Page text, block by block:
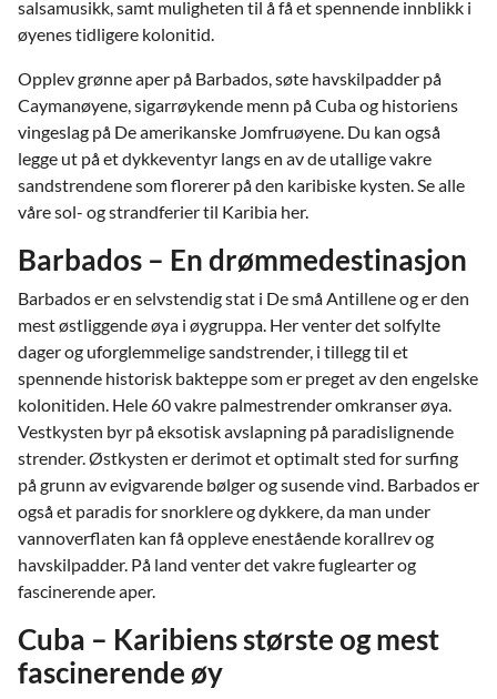
salsamusikk, samt muligheten til å få et spennende innblikk i
øyenes tidligere kolonitid.
Opplev grønne aper på Barbados, søte havskilpadder på
Caymanøyene, sigarrøykende menn på Cuba og historiens
vingeslag på De amerikanske Jomfruøyene. Du kan også
legge ut på et dykkeventyr langs en av de utallige vakre
sandstrendene som florerer på den karibiske kysten. Se alle
våre sol- og strandferier til Karibia her.
Barbados – En drømmedestinasjon
Barbados er en selvstendig stat i De små Antillene og er den
mest østliggende øya i øygruppa. Her venter det solfylte
dager og uforglemmelige sandstrender, i tillegg til et
spennende historisk bakteppe som er preget av den engelske
kolonitiden. Hele 60 vakre palmestrender omkranser øya.
Vestkysten byr på eksotisk avslapning på paradislignende
strender. Østkysten er derimot et optimalt sted for surfing
på grunn av evigvarende bølger og susende vind. Barbados er
også et paradis for snorklere og dykkere, da man under
vannoverflaten kan få oppleve enestående korallrev og
havskilpadder. På land venter det vakre fuglearter og
fascinerende aper.
Cuba – Karibiens største og mest
fascinerende øy